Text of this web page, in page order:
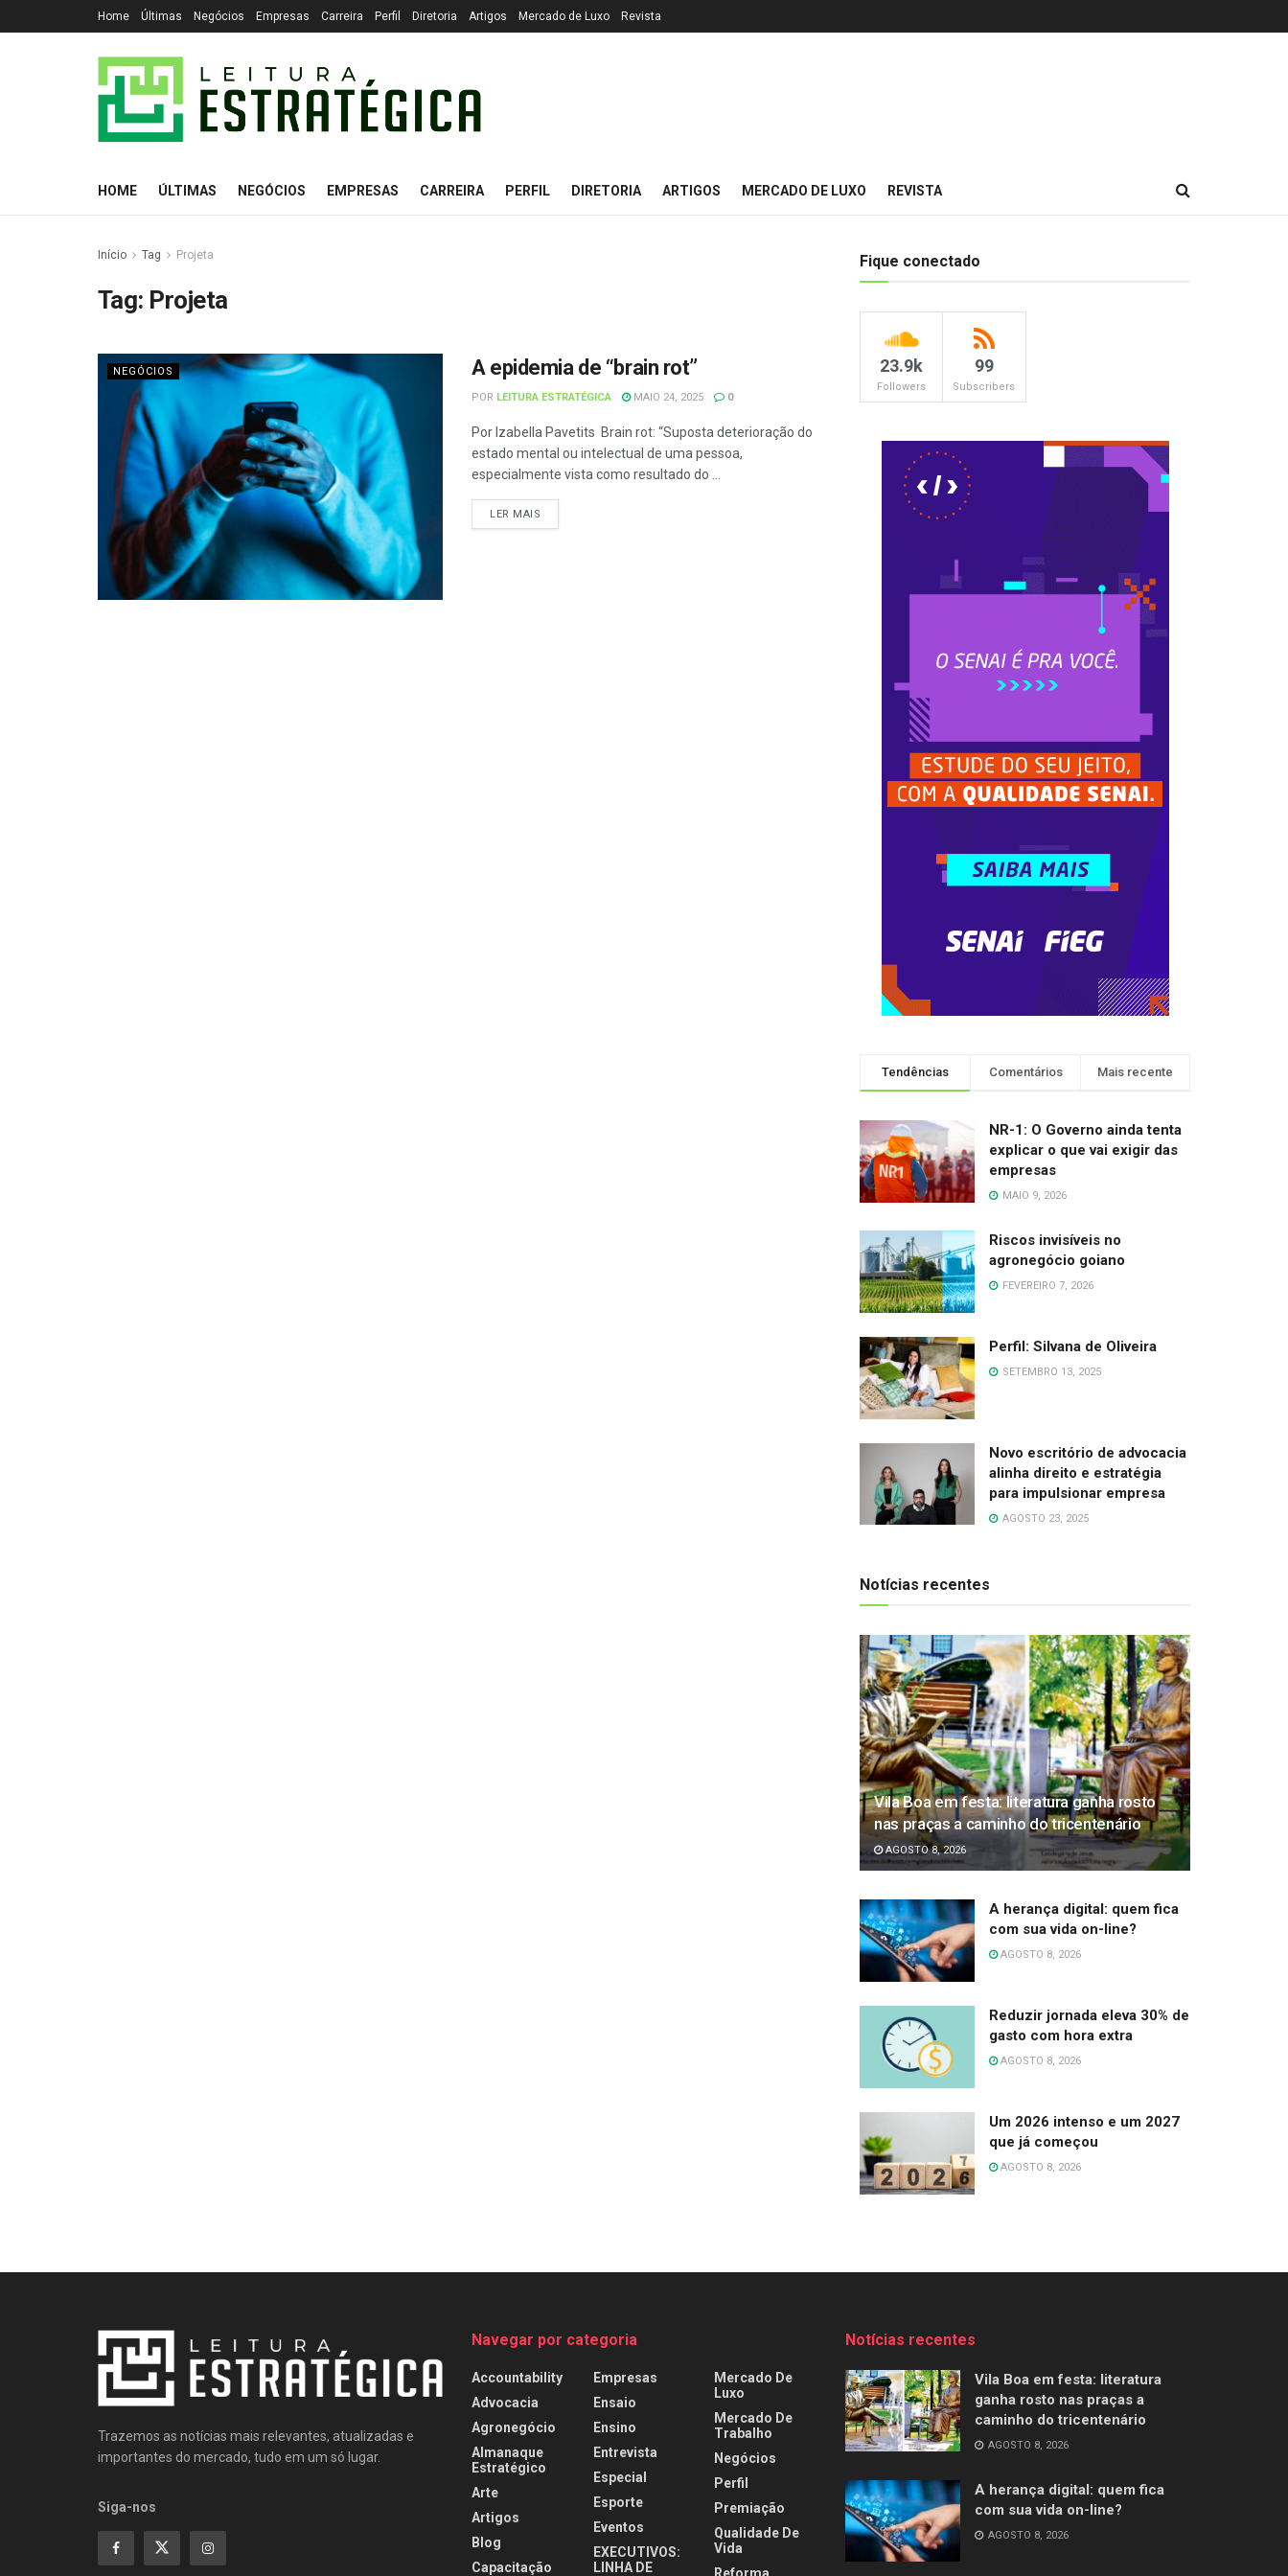
Home Últimas Negócios Empresas Carreira Perfil Diretoria Artigos Mercado de Luxo Revista
HOME ÚLTIMAS NEGÓCIOS EMPRESAS CARREIRA PERFIL DIRETORIA ARTIGOS MERCADO DE LUXO REVISTA
Início Tag Projeta
Tag: Projeta
NEGÓCIOS A epidemia de “brain rot”
POR LEITURA ESTRATÉGICA MAIO 24, 2025 0
Por Izabella Pavetits Brain rot: “Suposta deterioração do
estado mental ou intelectual de uma pessoa,
especialmente vista como resultado do ...
LER MAIS
Fique conectado
23.9k
Followers
99
Subscribers
Tendências Comentários Mais recente
NR-1: O Governo ainda tenta
explicar o que vai exigir das
empresas
MAIO 9, 2026
Riscos invisíveis no
agronegócio goiano
FEVEREIRO 7, 2026
Perfil: Silvana de Oliveira
SETEMBRO 13, 2025
Novo escritório de advocacia
alinha direito e estratégia
para impulsionar empresa
AGOSTO 23, 2025
Notícias recentes
Vila Boa em festa: literatura ganha rosto
nas praças a caminho do tricentenário
AGOSTO 8, 2026
A herança digital: quem fica
com sua vida on-line?
AGOSTO 8, 2026
Reduzir jornada eleva 30% de
gasto com hora extra
AGOSTO 8, 2026
Um 2026 intenso e um 2027
que já começou
AGOSTO 8, 2026
Trazemos as notícias mais relevantes, atualizadas e
importantes do mercado, tudo em um só lugar.
Siga-nos
Navegar por categoria
Accountability
Advocacia
Agronegócio
Almanaque
Estratégico
Arte
Artigos
Blog
Capacitação
Empresas
Ensaio
Ensino
Entrevista
Especial
Esporte
Eventos
EXECUTIVOS:
LINHA DE
Mercado De
Luxo
Mercado De
Trabalho
Negócios
Perfil
Premiação
Qualidade De
Vida
Reforma
Notícias recentes
Vila Boa em festa: literatura
ganha rosto nas praças a
caminho do tricentenário
AGOSTO 8, 2026
A herança digital: quem fica
com sua vida on-line?
AGOSTO 8, 2026